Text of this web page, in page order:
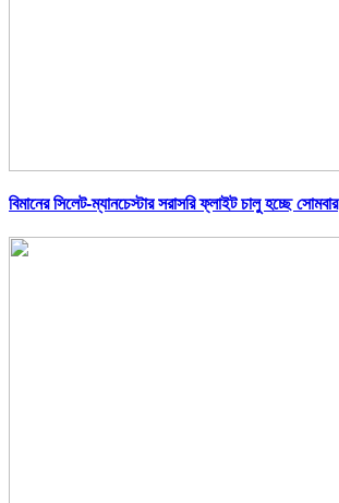
বিমানের সিলেট-ম্যানচেস্টার সরাসরি ফ্লাইট চালু হচ্ছে সোমবার